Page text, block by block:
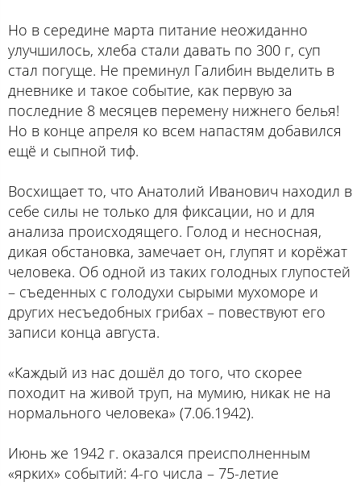
Но в середине марта питание неожиданно
улучшилось, хлеба стали давать по 300 г, суп
стал погуще. Не преминул Галибин выделить в
дневнике и такое событие, как первую за
последние 8 месяцев перемену нижнего белья!
Но в конце апреля ко всем напастям добавился
ещё и сыпной тиф.
Восхищает то, что Анатолий Иванович находил в
себе силы не только для фиксации, но и для
анализа происходящего. Голод и несносная,
дикая обстановка, замечает он, глупят и корёжат
человека. Об одной из таких голодных глупостей
– съеденных с голодухи сырыми мухоморе и
других несъедобных грибах – повествуют его
записи конца августа.
«Каждый из нас дошёл до того, что скорее
походит на живой труп, на мумию, никак не на
нормального человека» (7.06.1942).
Июнь же 1942 г. оказался преисполненным
«ярких» событий: 4-го числа – 75-летие